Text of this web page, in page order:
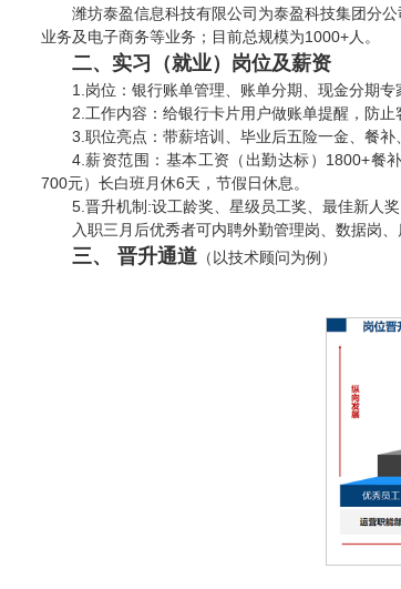
潍坊泰盈信息科技有限公司为泰盈科技集团分
业务及电子商务等业务；目前总规模为1000+人。
二、实习（就业）岗位及薪资
1.岗位：银行账单管理、账单分期、现金分期专
2.工作内容：给银行卡片用户做账单提醒，防
3.职位亮点：带薪培训、毕业后五险一金、餐
4.薪资范围：基本工资（出勤达标）1800+餐
700元）长白班月休6天，节假日休息。
5.晋升机制:设工龄奖、星级员工奖、最佳新人
入职三月后优秀者可内聘外勤管理岗、数据岗
三、 晋升通道 （以技术顾问为例）